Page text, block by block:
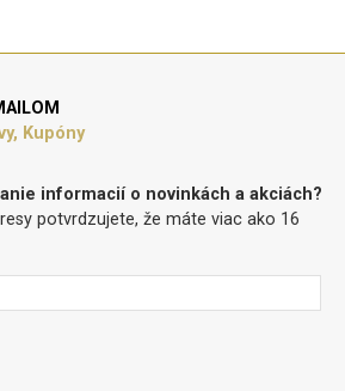
Kupóny
informacií o novinkách a akciách?
potvrdzujete, že máte viac ako 16